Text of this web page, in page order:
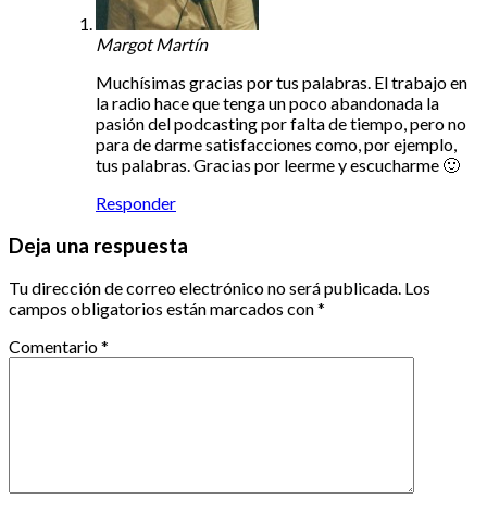
Margot Martín
Muchísimas gracias por tus palabras. El trabajo en
la radio hace que tenga un poco abandonada la
pasión del podcasting por falta de tiempo, pero no
para de darme satisfacciones como, por ejemplo,
tus palabras. Gracias por leerme y escucharme 🙂
Responder
Deja una respuesta
Tu dirección de correo electrónico no será publicada. Los
campos obligatorios están marcados con*
Comentario*